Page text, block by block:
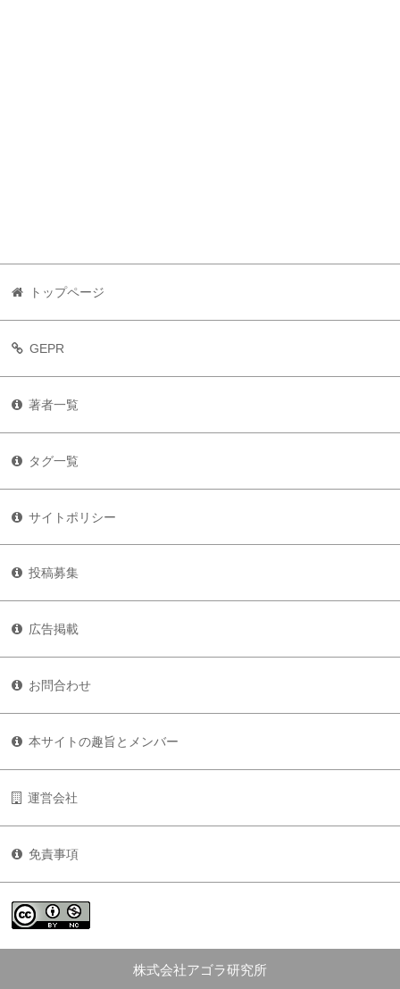
トップページ
GEPR
著者一覧
タグ一覧
サイトポリシー
投稿募集
広告掲載
お問合わせ
本サイトの趣旨とメンバー
運営会社
免責事項
株式会社アゴラ研究所